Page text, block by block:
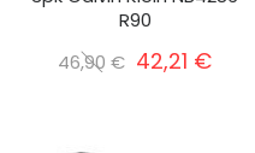
R90
46,90 € 42,21 €